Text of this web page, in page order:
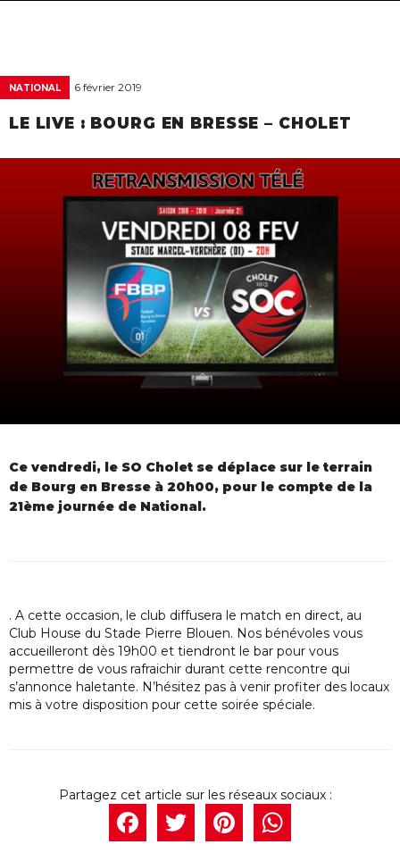
NATIONAL 6 février 2019
LE LIVE : BOURG EN BRESSE – CHOLET
Ce vendredi, le SO Cholet se déplace sur le terrain
de Bourg en Bresse à 20h00, pour le compte de la
21ème journée de National.
. A cette occasion, le club diffusera le match en direct, au
Club House du Stade Pierre Blouen. Nos bénévoles vous
accueilleront dès 19h00 et tiendront le bar pour vous
permettre de vous rafraichir durant cette rencontre qui
s’annonce haletante. N’hésitez pas à venir profiter des locaux
mis à votre disposition pour cette soirée spéciale.
Facebook
Twitter